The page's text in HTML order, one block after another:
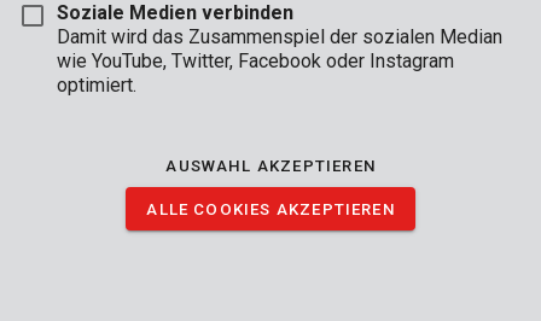
Soziale Medien verbinden
Damit wird das Zusammenspiel der sozialen Median
wie YouTube, Twitter, Facebook oder Instagram
optimiert.
AUSWAHL AKZEPTIEREN
ALLE COOKIES AKZEPTIEREN